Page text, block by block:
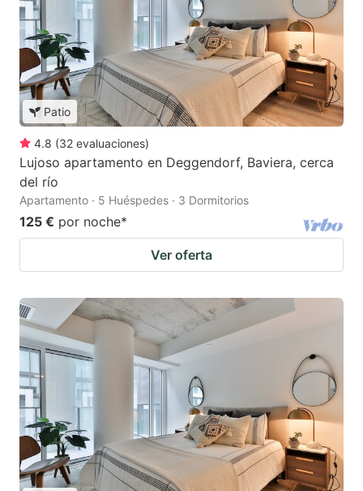
Patio
4.8 (32 evaluaciones)
Lujoso apartamento en Deggendorf, Baviera, cerca
del río
Apartamento · 5 Huéspedes · 3 Dormitorios
125 € por noche*
Ver oferta